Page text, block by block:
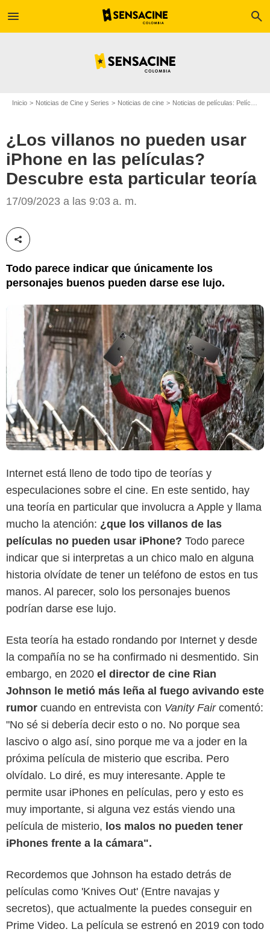
menu search
Inicio Noticias de Cine y Series Noticias de cine Noticias de películas: Película - ¿Sabías que...?
¿Los villanos no pueden usar
iPhone en las películas?
Descubre esta particular teoría
17/09/2023 a las 9:03 a. m.
Compartir esta noticia
Todo parece indicar que únicamente los
personajes buenos pueden darse ese lujo.
'Joker'/Foto: TheNextWeb
Internet está lleno de todo tipo de teorías y
especulaciones sobre el cine. En este sentido, hay
una teoría en particular que involucra a Apple y llama
mucho la atención: ¿que los villanos de las
películas no pueden usar iPhone? Todo parece
indicar que si interpretas a un chico malo en alguna
historia olvídate de tener un teléfono de estos en tus
manos. Al parecer, solo los personajes buenos
podrían darse ese lujo.
Esta teoría ha estado rondando por Internet y desde
la compañía no se ha confirmado ni desmentido. Sin
embargo, en 2020 el director de cine Rian
Johnson le metió más leña al fuego avivando este
rumor cuando en entrevista con Vanity Fair comentó:
"No sé si debería decir esto o no. No porque sea
lascivo o algo así, sino porque me va a joder en la
próxima película de misterio que escriba. Pero
olvídalo. Lo diré, es muy interesante. Apple te
permite usar iPhones en películas, pero y esto es
muy importante, si alguna vez estás viendo una
película de misterio, los malos no pueden tener
iPhones frente a la cámara".
Recordemos que Johnson ha estado detrás de
películas como 'Knives Out' (Entre navajas y
secretos), que actualmente la puedes conseguir en
Prime Video. La película se estrenó en 2019 con todo